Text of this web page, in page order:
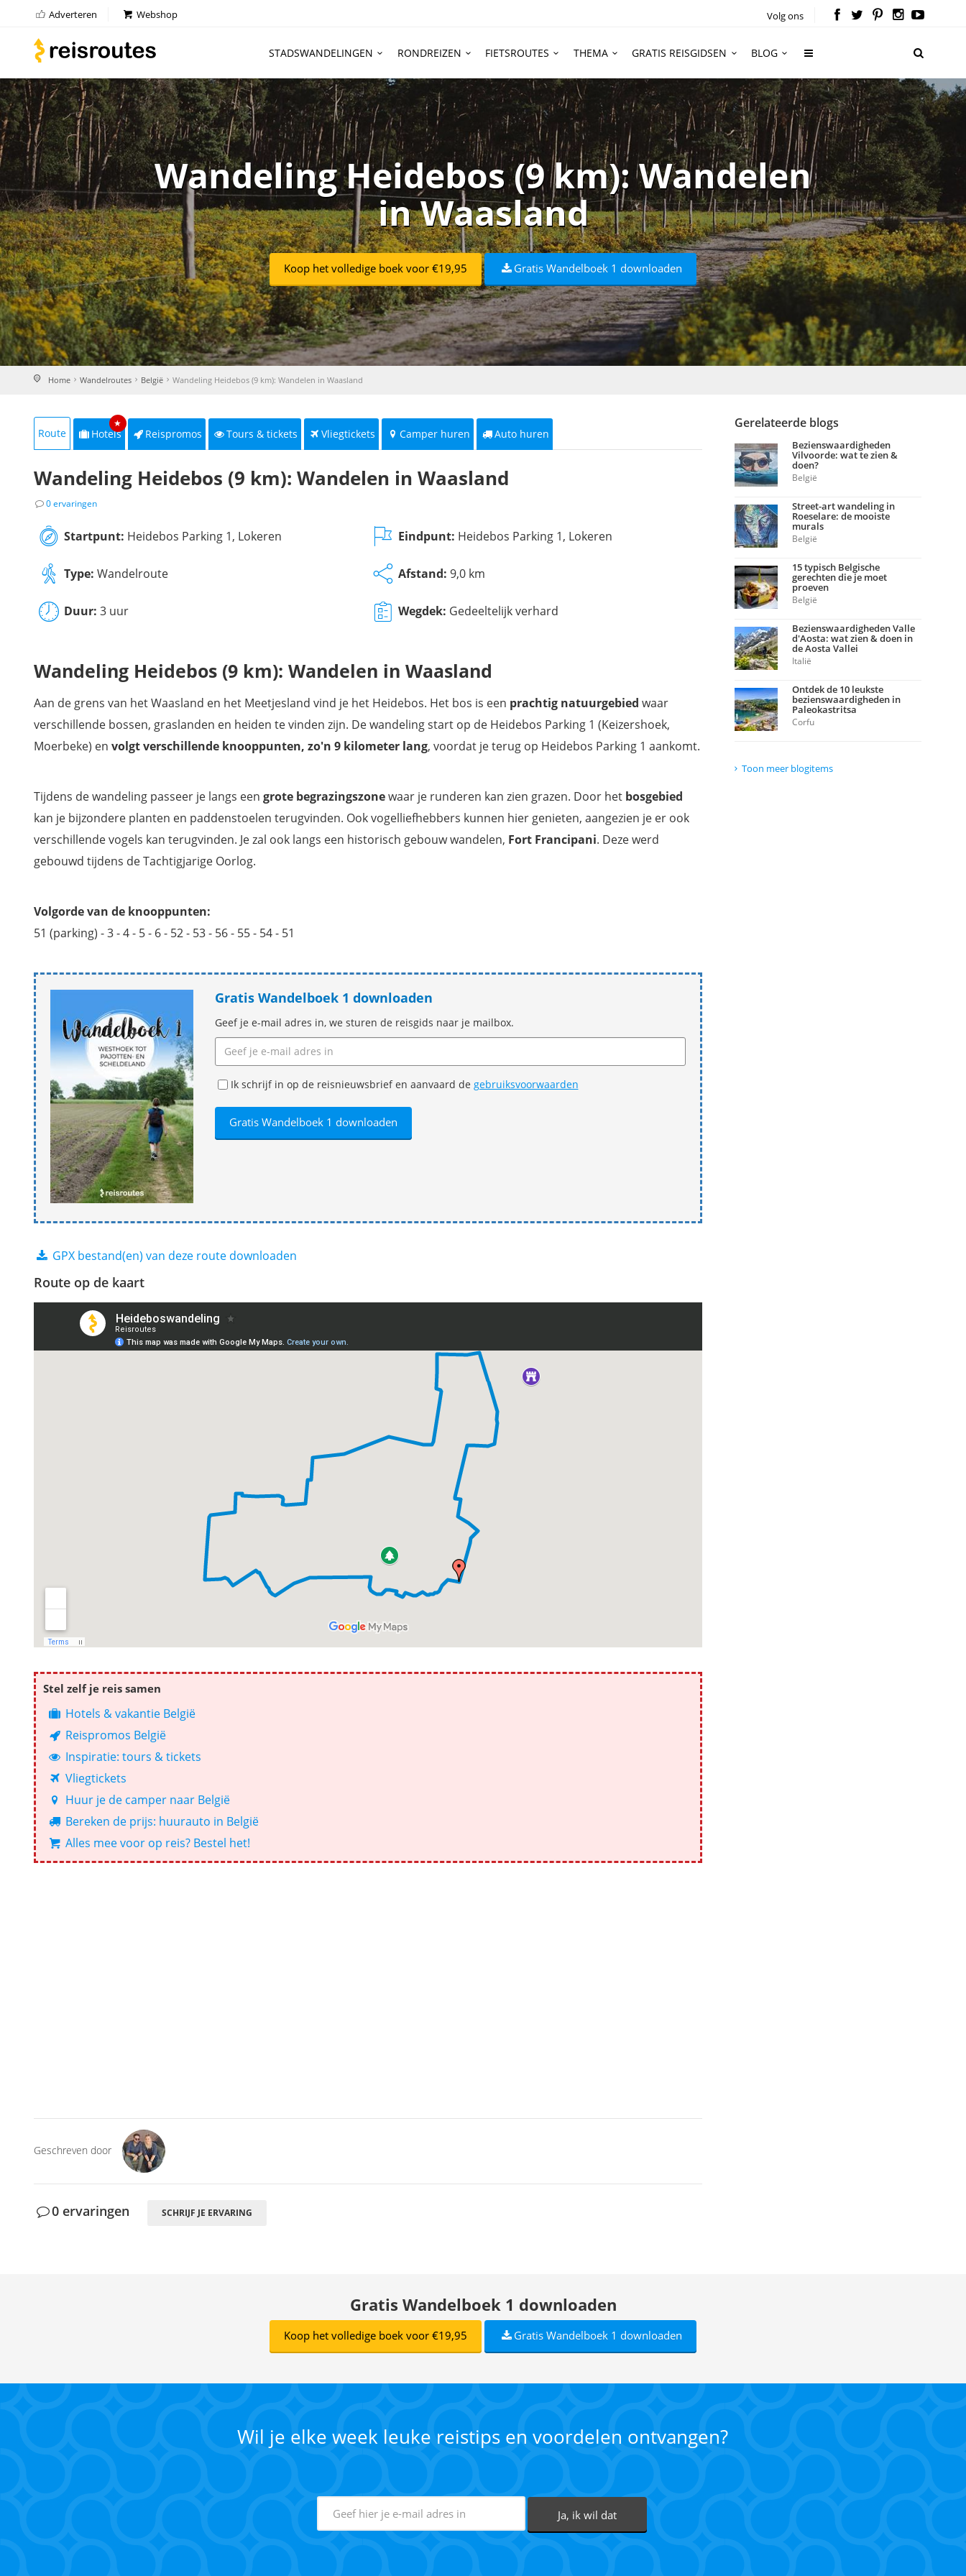
Adverteren Webshop Volg ons
STADSWANDELINGEN RONDREIZEN FIETSROUTES THEMA GRATIS REISGIDSEN BLOG
Wandeling Heidebos (9 km): Wandelen
in Waasland
Koop het volledige boek voor €19,95 Gratis Wandelboek 1 downloaden
Home Wandelroutes België Wandeling Heidebos (9 km): Wandelen in Waasland
Route Hotels
★
Reispromos Tours & tickets Vliegtickets Camper huren Auto huren
Wandeling Heidebos (9 km): Wandelen in Waasland
0 ervaringen
Startpunt: Heidebos Parking 1, Lokeren Eindpunt: Heidebos Parking 1, Lokeren
Type: Wandelroute Afstand: 9,0 km
Duur: 3 uur Wegdek: Gedeeltelijk verhard
Wandeling Heidebos (9 km): Wandelen in Waasland
Aan de grens van het Waasland en het Meetjesland vind je het Heidebos. Het bos is een prachtig natuurgebied waar
verschillende bossen, graslanden en heiden te vinden zijn. De wandeling start op de Heidebos Parking 1 (Keizershoek,
Moerbeke) en volgt verschillende knooppunten, zo'n 9 kilometer lang, voordat je terug op Heidebos Parking 1 aankomt.
Tijdens de wandeling passeer je langs een grote begrazingszonewaar je runderen kan zien grazen. Door het bosgebied
kan je bijzondere planten en paddenstoelen terugvinden. Ook vogelliefhebbers kunnen hier genieten, aangezien je er ook
verschillende vogels kan terugvinden. Je zal ook langs een historisch gebouw wandelen, Fort Francipani. Deze werd
gebouwd tijdens de Tachtigjarige Oorlog.
Volgorde van de knooppunten:
51 (parking) - 3 - 4 - 5 - 6 - 52 - 53 - 56 - 55 - 54 - 51
Gratis Wandelboek 1 downloaden
Geef je e-mail adres in, we sturen de reisgids naar je mailbox.
Ik schrijf in op de reisnieuwsbrief en aanvaard de gebruiksvoorwaarden
GPX bestand(en) van deze route downloaden
Route op de kaart
Stel zelf je reis samen
Hotels & vakantie België
Reispromos België
Inspiratie: tours & tickets
Vliegtickets
Huur je de camper naar België
Bereken de prijs: huurauto in België
Alles mee voor op reis? Bestel het!
Geschreven door
0 ervaringen SCHRIJF JE ERVARING
Gerelateerde blogs
Bezienswaardigheden
Vilvoorde: wat te zien &
doen?
België
Street-art wandeling in
Roeselare: de mooiste
murals
België
15 typisch Belgische
gerechten die je moet
proeven
België
Bezienswaardigheden Valle
d'Aosta: wat zien & doen in
de Aosta Vallei
Italië
Ontdek de 10 leukste
bezienswaardigheden in
Paleokastritsa
Corfu
Toon meer blogitems
Gratis Wandelboek 1 downloaden
Koop het volledige boek voor €19,95 Gratis Wandelboek 1 downloaden
Wil je elke week leuke reistips en voordelen ontvangen?